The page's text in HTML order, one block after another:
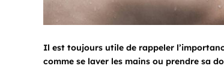
Il est toujours utile de rappeler
comme se laver les mains ou prendre sa